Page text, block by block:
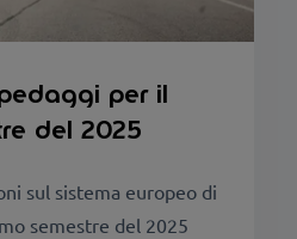
per il
del 2025
sul sistema europeo di
semestre del 2025